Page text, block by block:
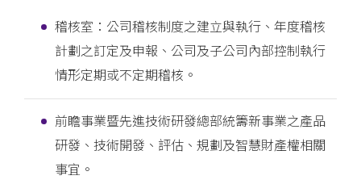
稽核室：公司稽核制度之建立與執行、年度稽核
計劃之訂定及申報、公司及子公司內部控制執行
情形定期或不定期稽核。
前瞻事業暨先進技術研發總部統籌新事業之產品
研發、技術開發、評估、規劃及智慧財產權相關
事宜。